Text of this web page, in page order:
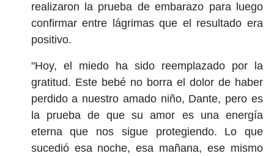
realizaron la prueba de embarazo para luego
confirmar entre lágrimas que el resultado era
positivo.
"Hoy, el miedo ha sido reemplazado por la
gratitud. Este bebé no borra el dolor de haber
perdido a nuestro amado niño, Dante, pero es
la prueba de que su amor es una energía
eterna que nos sigue protegiendo. Lo que
sucedió esa noche, esa mañana, ese mismo